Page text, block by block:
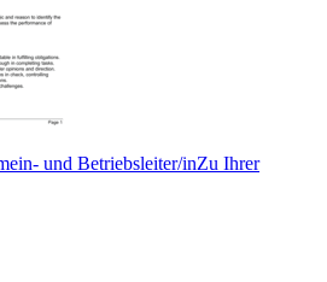
und Betriebsleiter/inZu Ihrer